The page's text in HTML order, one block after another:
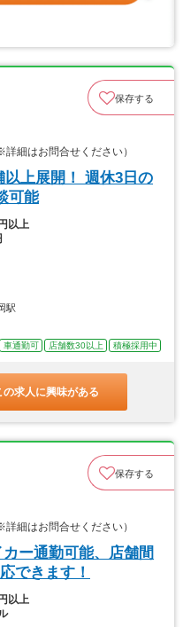
保存する
細はお問合せください）
以上展開！ 週休3日の
可能
以上
駅
車通勤可 店舗数30以上 積極採用中
の求人に興味がある
保存する
細はお問合せください）
ー通勤可能、店舗間
できます！
以上